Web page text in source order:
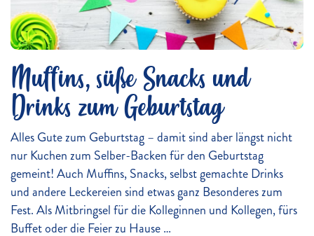
Muffins, süße Snacks und
Drinks zum Geburtstag
Alles Gute zum Geburtstag – damit sind aber längst nicht
nur Kuchen zum Selber-Backen für den Geburtstag
gemeint! Auch Muffins, Snacks, selbst gemachte Drinks
und andere Leckereien sind etwas ganz Besonderes zum
Fest. Als Mitbringsel für die Kolleginnen und Kollegen, fürs
Buffet oder die Feier zu Hause …